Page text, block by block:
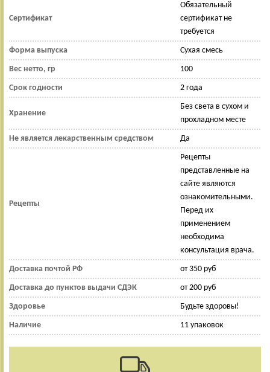
Сертификат
Обязательный
сертификат не
требуется
Форма выпуска Сухая смесь
Вес нетто, гр 100
Срок годности 2 года
Хранение
Без света в сухом и
прохладном месте
Не является лекарственным средством Да
Рецепты
Рецепты
представленные на
сайте являются
ознакомительными.
Перед их
применением
необходима
консультация врача.
Доставка почтой РФ от 350 руб
Доставка до пунктов выдачи СДЭК от 200 руб
Здоровье Будьте здоровы!
Наличие 11 упаковок